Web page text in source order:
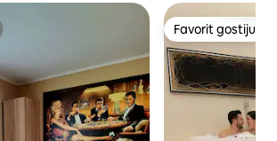
Favorit gostiju
Favorit gostiju